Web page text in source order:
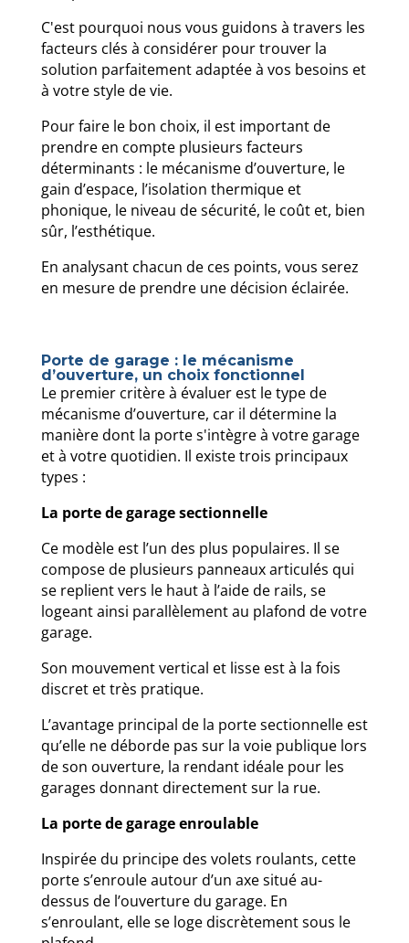
C'est pourquoi nous vous guidons à travers les
facteurs clés à considérer pour trouver la
solution parfaitement adaptée à vos besoins et
à votre style de vie.
Pour faire le bon choix, il est important de
prendre en compte plusieurs facteurs
déterminants : le mécanisme d’ouverture, le
gain d’espace, l’isolation thermique et
phonique, le niveau de sécurité, le coût et, bien
sûr, l’esthétique.
En analysant chacun de ces points, vous serez
en mesure de prendre une décision éclairée.
Porte de garage : le mécanisme
d’ouverture, un choix fonctionnel
Le premier critère à évaluer est le type de
mécanisme d’ouverture, car il détermine la
manière dont la porte s'intègre à votre garage
et à votre quotidien. Il existe trois principaux
types :
La porte de garage sectionnelle
Ce modèle est l’un des plus populaires. Il se
compose de plusieurs panneaux articulés qui
se replient vers le haut à l’aide de rails, se
logeant ainsi parallèlement au plafond de votre
garage.
Son mouvement vertical et lisse est à la fois
discret et très pratique.
L’avantage principal de la porte sectionnelle est
qu’elle ne déborde pas sur la voie publique lors
de son ouverture, la rendant idéale pour les
garages donnant directement sur la rue.
La porte de garage enroulable
Inspirée du principe des volets roulants, cette
porte s’enroule autour d’un axe situé au-
dessus de l’ouverture du garage. En
s’enroulant, elle se loge discrètement sous le